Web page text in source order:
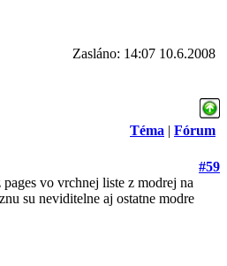
Zasláno: 14:07 10.6.2008
Téma | Fórum
#59
vo vrchnej liste z modrej na
su neviditelne aj ostatne modre